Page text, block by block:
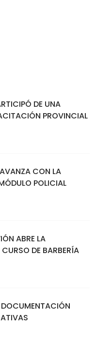
DE UNA
PROVINCIAL
CON LA
POLICIAL
ABRE LA
DE BARBERÍA
DOCUMENTACIÓN